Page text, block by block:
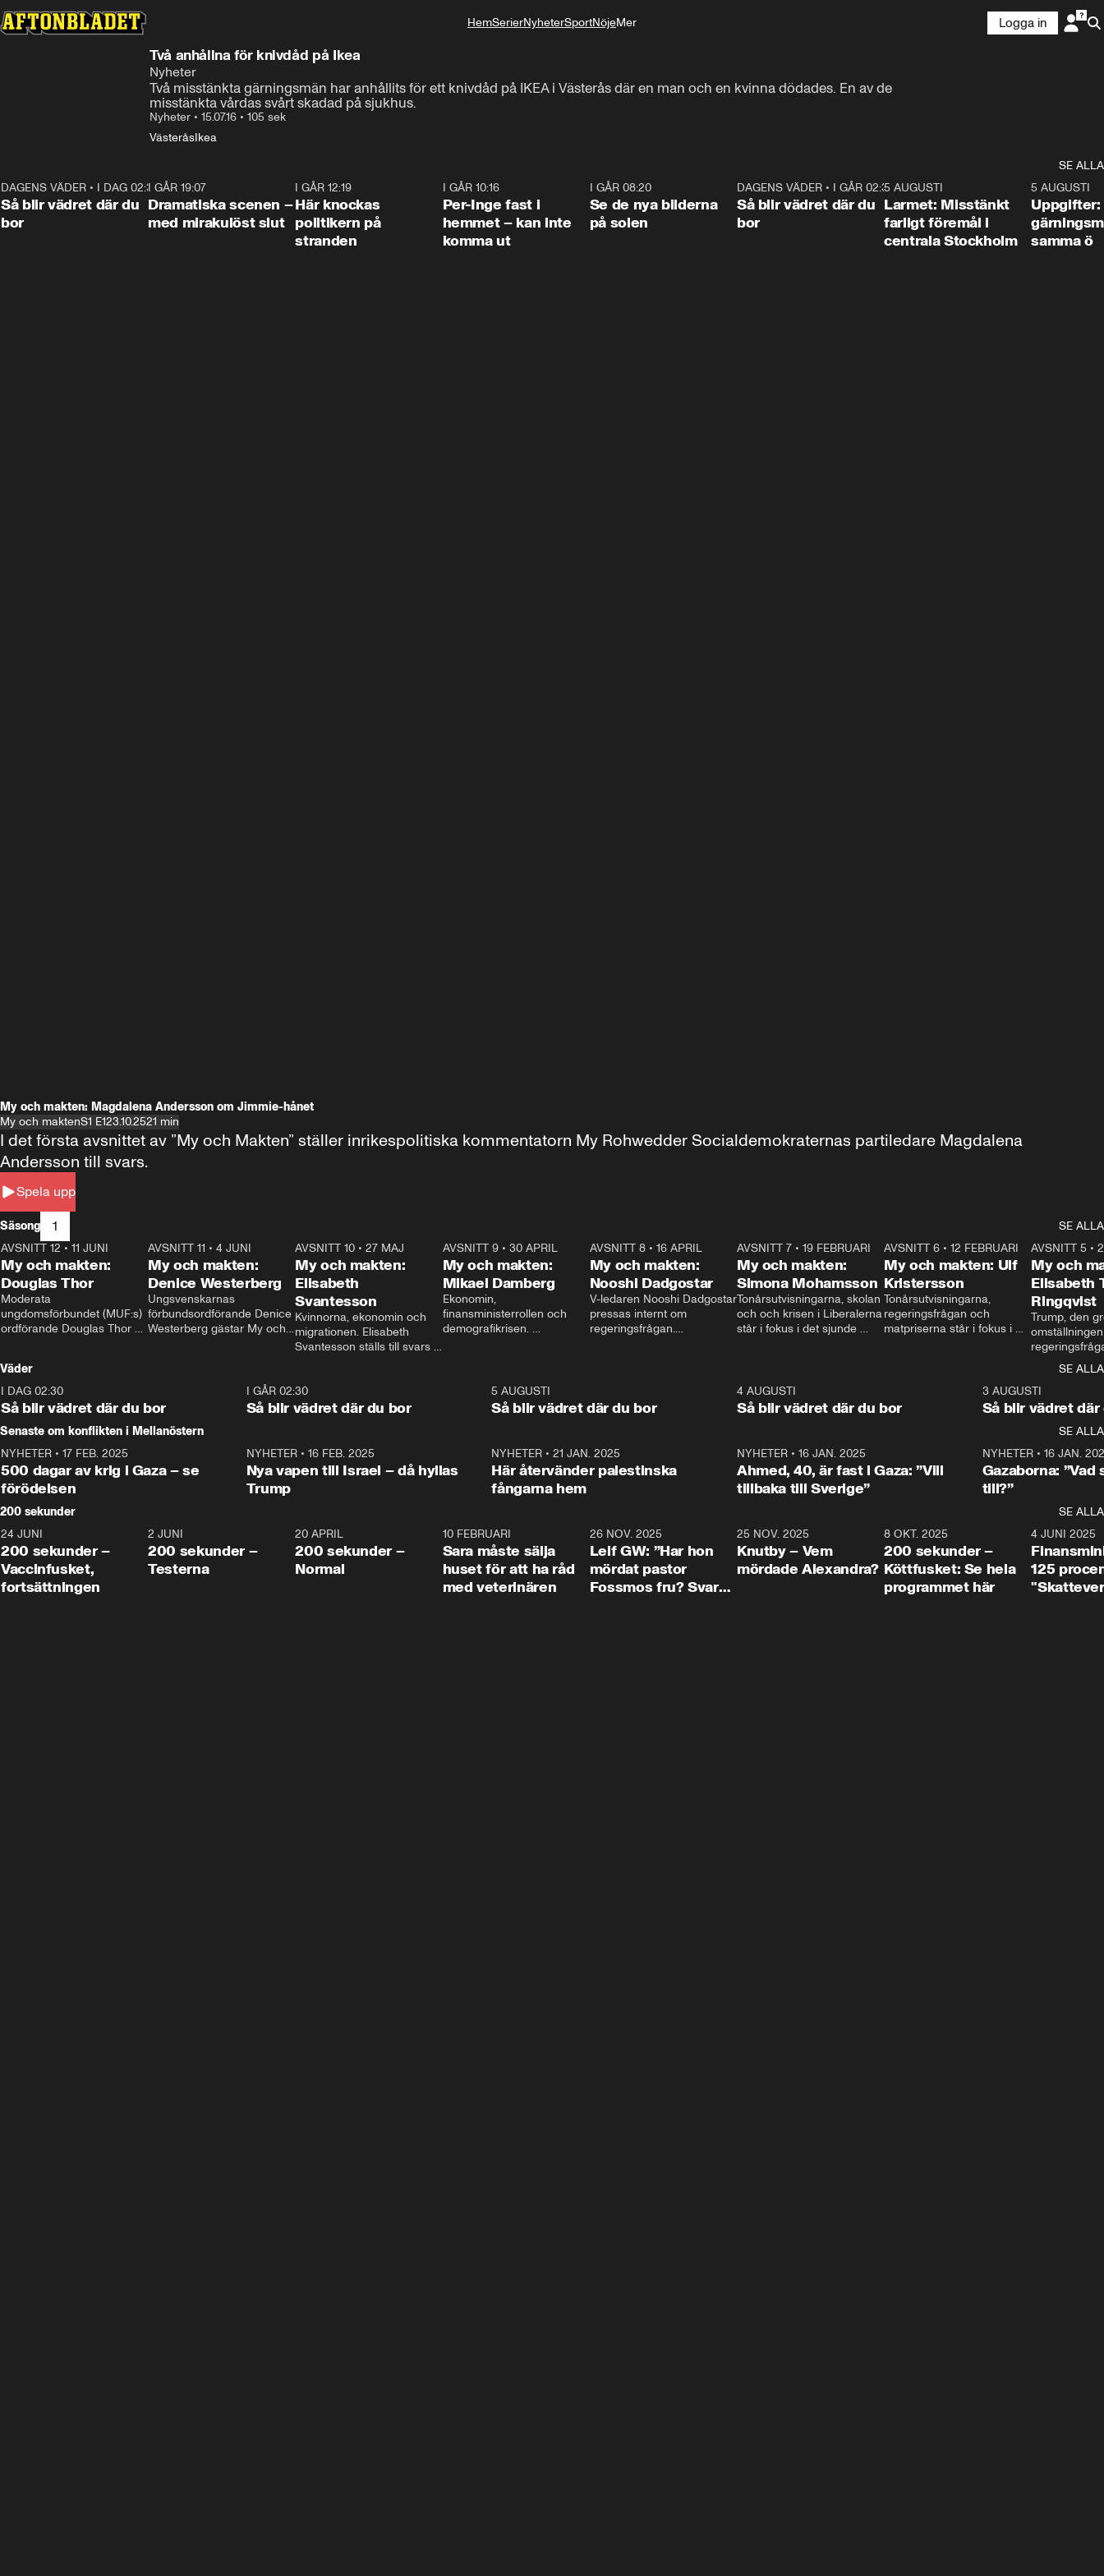
HemSerierNyheterSportNöjeMer
Logga in
Två anhållna för knivdåd på Ikea
Nyheter
Två misstänkta gärningsmän har anhållits för ett knivdåd på IKEA i Västerås där en man och en kvinna dödades. En av de
misstänkta vårdas svårt skadad på sjukhus.
Nyheter • 15.07.16 • 105 sek
VästeråsIkea
SE ALLA
1:06
DAGENS VÄDER • I DAG 02:30
Så blir vädret där du
bor
I GÅR 19:07
Dramatiska scenen –
med mirakulöst slut
I GÅR 12:19
Här knockas
politikern på
stranden
I GÅR 10:16
Per-Inge fast i
hemmet – kan inte
komma ut
I GÅR 08:20
Se de nya bilderna
på solen
1:06
DAGENS VÄDER• I GÅR 02:30
Så blir vädret där du
bor
0:35
5 AUGUSTI
Larmet: Misstänkt
farligt föremål i
centrala Stockholm
5 AUGUSTI
Uppgifter:
samma ö
My och makten: Magdalena Andersson om Jimmie-hånet
My och maktenS1 E123.10.2521 min
Spela upp
I det första avsnittet av ”My och Makten” ställer inrikespolitiska kommentatorn My Rohwedder Socialdemokraternas partiledare Magdalena
Andersson till svars.
Säsong 1
SE ALLA
26:27
AVSNITT 12 • 11 JUNI
My och makten:
Douglas Thor
Moderata
ungdomsförbundet (MUF:s)
ordförande Douglas Thor
tonårsutvisningarna och hur
Moderaterna ska locka
väljare till valet i höst.
23:40
AVSNITT 11 •4 JUNI
My och makten:
Denice Westerberg
Ungsvenskarnas
förbundsordförande Denice
Westerberg gästar My och
AVSNITT 10 •27 MAJ
My och makten:
Elisabeth
Svantesson
Kvinnorna, ekonomin och
migrationen. Elisabeth
Svantesson ställs till svars
AVSNITT 9• 30 APRIL
My och makten:
Mikael Damberg
Ekonomin,
finansministerrollen och
demografikrisen.
och Makten.
AVSNITT 8• 16 APRIL
My och makten:
Nooshi Dadgostar
V-ledaren Nooshi Dadgostar
pressas internt om
regeringsfrågan.
– Vi ställer upp i val. Ska vi
vara med så sitter vi förstås
24:30
AVSNITT 7• 19 FEBRUARI
My och makten:
Simona Mohamsson
Tonårsutvisningarna, skolan
och och krisen i Liberalerna
står i fokus i det sjunde
kommentator My
Rohwedder ställer
utbildnings- och
Mohamsson till svars.
27:30
AVSNITT 6 •12 FEBRUARI
My och makten: Ulf
Kristersson
Tonårsutvisningarna,
regeringsfrågan och
matpriserna står i fokus i
Rohwedder ställer
statsminister Ulf Kristersson
AVSNITT 5 •
My och
Elisabeth
Ringqvist
Trump, den
centrum i
avsnittet av
Makten”. Se
Aftonbladets
Rohwedder
Thand Ring
Väder
SE ALLA
I DAG 02:30
Så blir vädret där du bor
1:06
I GÅR 02:30
Så blir vädret där du bor
5 AUGUSTI
Så blir vädret där du bor
4 AUGUSTI
Så blir vädret där du bor
3 AUGUSTI
Så blir vädret där
Senaste om konflikten i Mellanöstern
SE ALLA
NYHETER • 17 FEB. 2025
500 dagar av krig i Gaza – se
förödelsen
NYHETER• 16 FEB. 2025
Nya vapen till Israel – då hyllas
Trump
NYHETER •21 JAN. 2025
Här återvänder palestinska
fångarna hem
NYHETER• 16 JAN. 2025
Ahmed, 40, är fast i Gaza: ”Vill
tillbaka till Sverige”
NYHETER• 16 JAN.
Gazaborna:
till?”
200 sekunder
SE ALLA
5:00
24 JUNI
200 sekunder –
Vaccinfusket,
fortsättningen
4:23
2 JUNI
200 sekunder –
Testerna
20 APRIL
200 sekunder –
Normal
10 FEBRUARI
Sara måste sälja
huset för att ha råd
med veterinären
26 NOV. 2025
Leif GW: ”Har hon
mördat pastor
Fossmos fru? Svar
31:05
25 NOV. 2025
Knutby – Vem
mördade Alexandra?
4:29
8 OKT. 2025
200 sekunder –
Köttfusket: Se hela
programmet här
4 JUNI 2025
125